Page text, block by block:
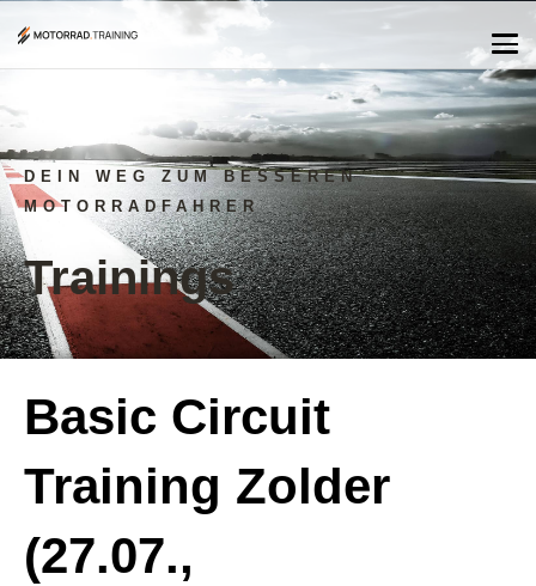
DEIN WEG ZUM BESSEREN
MOTORRADFAHRER
Trainings
Basic Circuit
Training Zolder
(27.07.,